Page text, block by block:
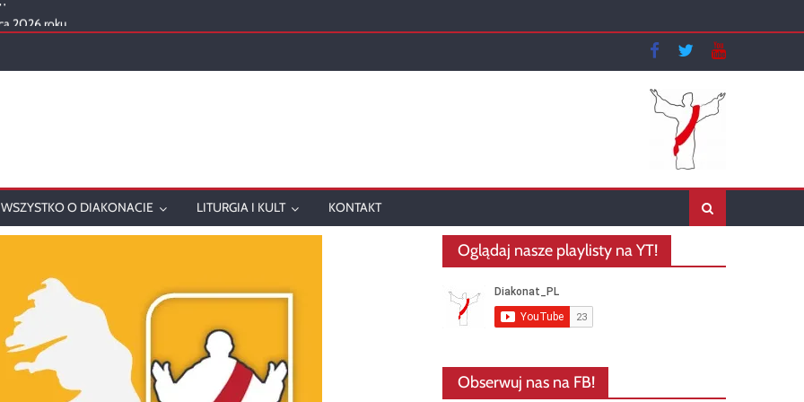
2026 roku
w 2025 roku
WSZYSTKO O DIAKONACIE LITURGIA I KULT KONTAKT
Oglądaj nasze playlisty na YT!
Obserwuj nas na FB!